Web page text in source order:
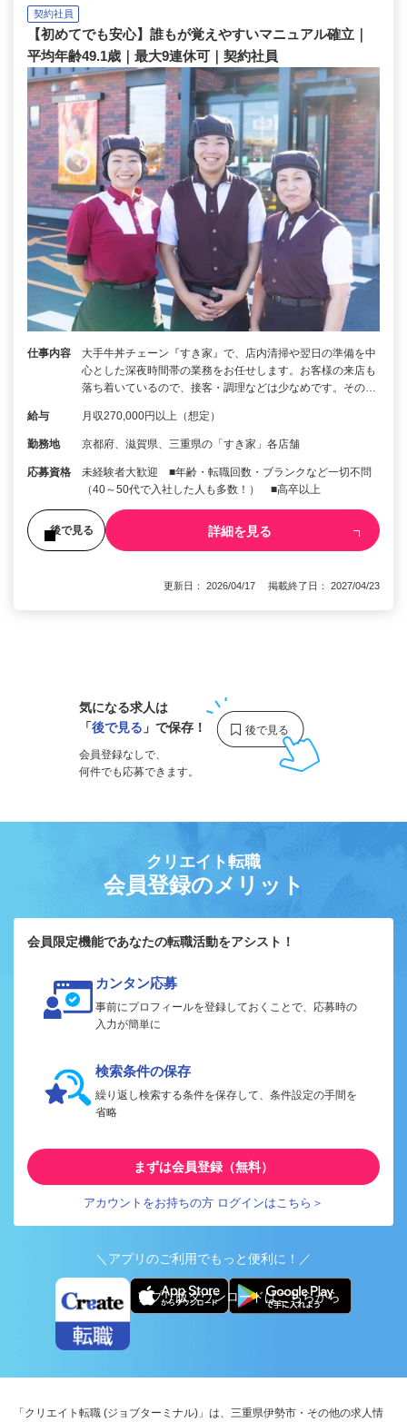
契約社員
【初めてでも安心】誰もが覚えやすいマニュアル確立｜
平均年齢49.1歳｜最大9連休可｜契約社員
仕事内容
大手牛丼チェーン『すき家』で、店内清掃や翌日の準備を中
心とした深夜時間帯の業務をお任せします。お客様の来店も
落ち着いているので、接客・調理などは少なめです。その…
給与 月収270,000円以上（想定）
勤務地 京都府、滋賀県、三重県の「すき家」各店舗
応募資格
未経験者大歓迎 ■年齢・転職回数・ブランクなど一切不問
（40～50代で入社した人も多数！） ■高卒以上
後で見る 詳細を見る
更新日： 2026/04/17 掲載終了日： 2027/04/23
気になる求人は
「後で見る 」で保存！
会員登録なしで、
何件でも応募できます。
クリエイト転職
会員登録のメリット
会員限定機能であなたの転職活動をアシスト！
カンタン応募
事前にプロフィールを登録しておくことで、応募時の
入力が簡単に
検索条件の保存
繰り返し検索する条件を保存して、条件設定の手間を
省略
まずは会員登録（無料）
アカウントをお持ちの方 ログインはこちら＞
＼アプリのご利用でもっと便利に！／
アプリ版ダウンロードはこちらから
「クリエイト転職 (ジョブターミナル)」は、三重県伊勢市・その他の求人情